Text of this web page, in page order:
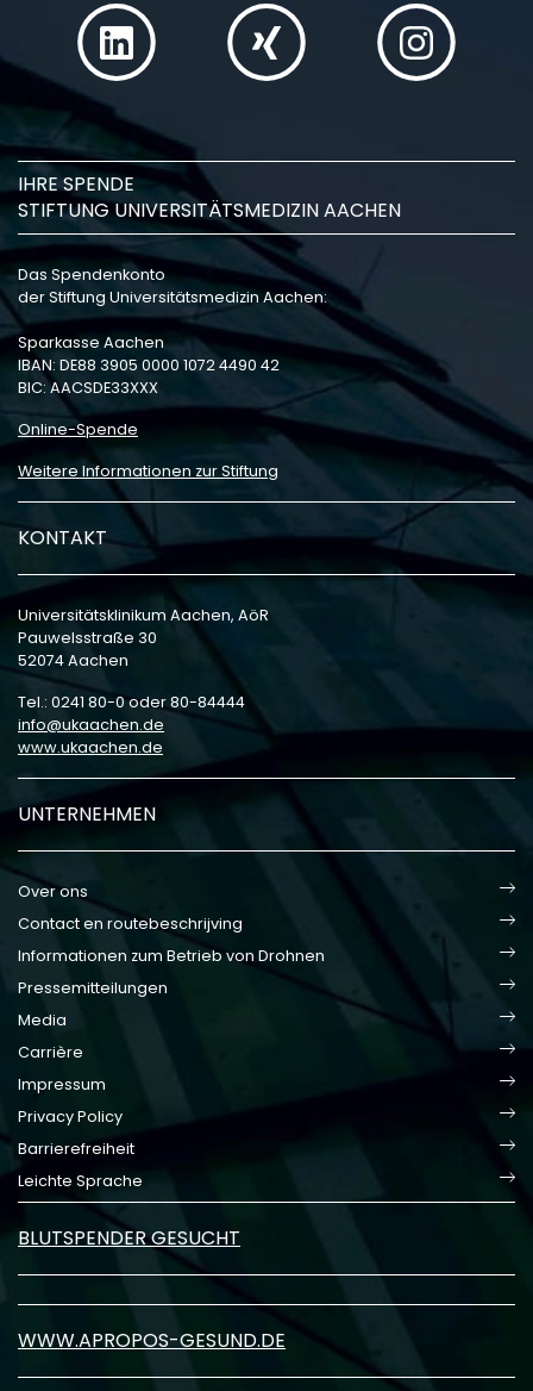
IHRE SPENDE
STIFTUNG UNIVERSITÄTSMEDIZIN AACHEN
Das Spendenkonto
der Stiftung Universitätsmedizin Aachen:
Sparkasse Aachen
IBAN: DE88 3905 0000 1072 4490 42
BIC: AACSDE33XXX
Online-Spende
Weitere Informationen zur Stiftung
KONTAKT
Universitätsklinikum Aachen, AöR
Pauwelsstraße 30
52074 Aachen
Tel.: 0241 80-0 oder 80-84444
info
ukaachen de
www.ukaachen.de
UNTERNEHMEN
Over ons
Contact en routebeschrijving
Informationen zum Betrieb von Drohnen
Pressemitteilungen
Media
Carrière
Impressum
Privacy Policy
Barrierefreiheit
Leichte Sprache
BLUTSPENDER GESUCHT
WWW.APROPOS-GESUND.DE